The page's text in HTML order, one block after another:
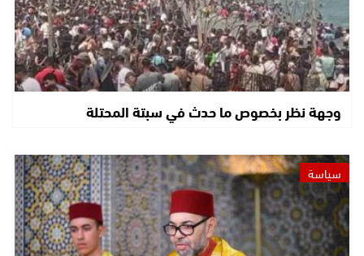
وجهة نظر بخصوص ما حدث في سبتة المحتلة
سياسة